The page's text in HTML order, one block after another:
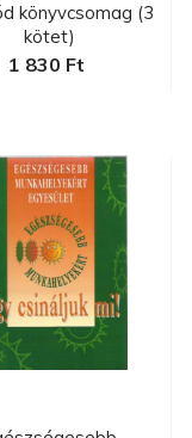
könyvcsomag (3
kötet)
1 830 Ft